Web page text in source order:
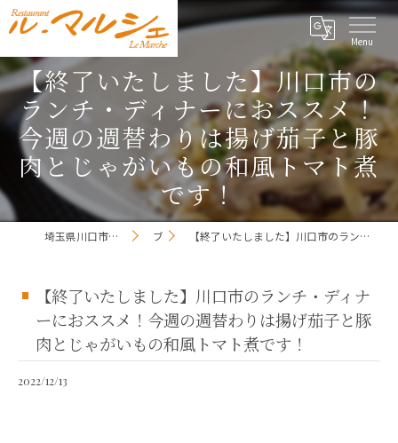
【終了いたしました】川口市の
ランチ・ディナーにおススメ！
今週の週替わりは揚げ茄子と豚
肉とじゃがいもの和風トマト煮
です！
埼玉県川口市のレストランならレストラン ル・マルシェ ブログ 【終了いたしました】川口市のランチ・ディナーにおススメ！今週の週替わりは揚げ茄子と豚肉とじゃがいもの和風トマト煮です！
【終了いたしました】川口市のランチ・ディナ
ーにおススメ！今週の週替わりは揚げ茄子と豚
肉とじゃがいもの和風トマト煮です！
2022/12/13